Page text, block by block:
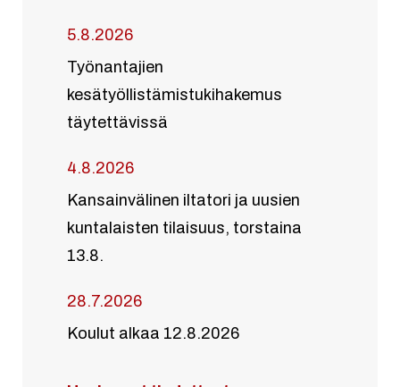
5.8.2026
Työnantajien
kesätyöllistämistukihakemus
täytettävissä
4.8.2026
Kansainvälinen iltatori ja uusien
kuntalaisten tilaisuus, torstaina
13.8.
28.7.2026
Koulut alkaa 12.8.2026